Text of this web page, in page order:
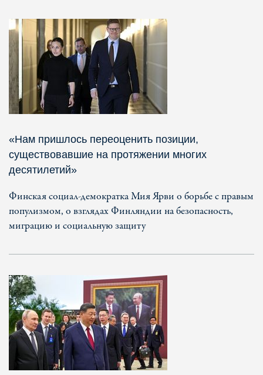
«Нам пришлось переоценить позиции,
существовавшие на протяжении многих
десятилетий»
Финская социал-демократка Мия Ярви о борьбе с правым
популизмом, о взглядах Финляндии на безопасность,
миграцию и социальную защиту